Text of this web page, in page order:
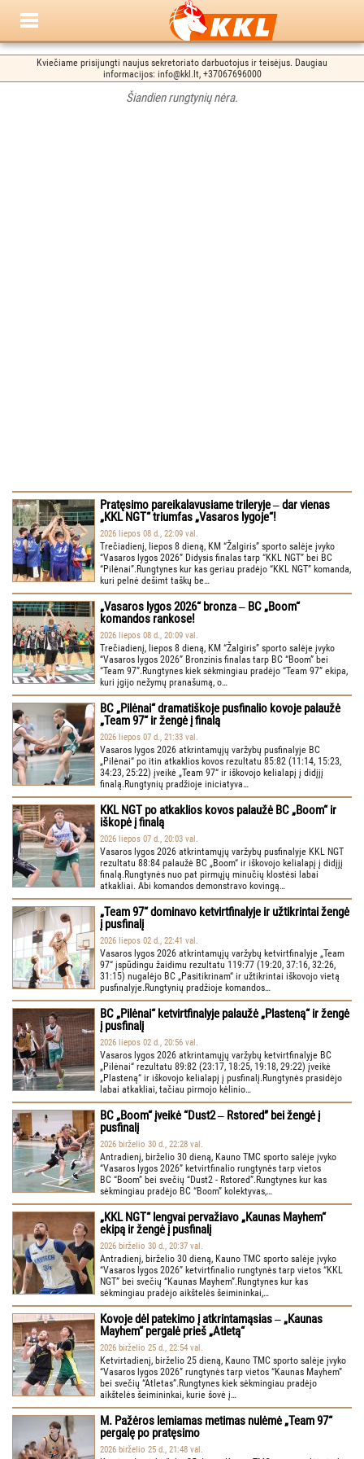
Kviečiame prisijungti naujus sekretoriato darbuotojus ir teisėjus. Daugiau
informacijos: info@kkl.lt, +37067696000
Šiandien rungtynių nėra.
Pratęsimo pareikalavusiame trileryje ‒ dar vienas
„KKL NGT“ triumfas „Vasaros lygoje“!
2026 liepos 08 d., 22:09 val.
Trečiadienį, liepos 8 dieną, KM “Žalgiris” sporto salėje įvyko
“Vasaros lygos 2026” Didysis finalas tarp “KKL NGT” bei BC
“Pilėnai”.Rungtynes kur kas geriau pradėjo “KKL NGT” komanda,
kuri pelnė dešimt taškų be…
„Vasaros lygos 2026“ bronza ‒ BC „Boom“
komandos rankose!
2026 liepos 08 d., 20:09 val.
Trečiadienį, liepos 8 dieną, KM “Žalgiris” sporto salėje įvyko
“Vasaros lygos 2026” Bronzinis finalas tarp BC “Boom” bei
“Team 97”.Rungtynes kiek sėkmingiau pradėjo “Team 97” ekipa,
kuri įgijo nežymų pranašumą, o…
BC „Pilėnai“ dramatiškoje pusfinalio kovoje palaužė
„Team 97“ ir žengė į finalą
2026 liepos 07 d., 21:33 val.
Vasaros lygos 2026 atkrintamųjų varžybų pusfinalyje BC
„Pilėnai“ po itin atkaklios kovos rezultatu 85:82 (11:14, 15:23,
34:23, 25:22) įveikė „Team 97“ ir iškovojo kelialapį į didįjį
finalą.Rungtynių pradžioje iniciatyva…
KKL NGT po atkaklios kovos palaužė BC „Boom“ ir
iškopė į finalą
2026 liepos 07 d., 20:03 val.
Vasaros lygos 2026 atkrintamųjų varžybų pusfinalyje KKL NGT
rezultatu 88:84 palaužė BC „Boom“ ir iškovojo kelialapį į didįjį
finalą.Rungtynės nuo pat pirmųjų minučių klostėsi labai
atkakliai. Abi komandos demonstravo kovingą…
„Team 97“ dominavo ketvirtfinalyje ir užtikrintai žengė
į pusfinalį
2026 liepos 02 d., 22:41 val.
Vasaros lygos 2026 atkrintamųjų varžybų ketvirtfinalyje „Team
97“ įspūdingu žaidimu rezultatu 119:77 (19:20, 37:16, 32:26,
31:15) nugalėjo BC „Pasitikrinam“ ir užtikrintai iškovojo vietą
pusfinalyje.Rungtynių pradžioje komandos…
BC „Pilėnai“ ketvirtfinalyje palaužė „Plasteną“ ir žengė
į pusfinalį
2026 liepos 02 d., 20:56 val.
Vasaros lygos 2026 atkrintamųjų varžybų ketvirtfinalyje BC
„Pilėnai“ rezultatu 89:82 (23:17, 18:25, 19:18, 29:22) įveikė
„Plasteną“ ir iškovojo kelialapį į pusfinalį.Rungtynės prasidėjo
labai atkakliai, tačiau pirmojo kėlinio…
BC „Boom“ įveikė “Dust2 ‒ Rstored” bei žengė į
pusfinalį
2026 birželio 30 d., 22:28 val.
Antradienį, birželio 30 dieną, Kauno TMC sporto salėje įvyko
“Vasaros lygos 2026” ketvirtfinalio rungtynės tarp vietos
BC “Boom” bei svečių “Dust2 - Rstored”.Rungtynes kur kas
sėkmingiau pradėjo BC “Boom” kolektyvas,…
„KKL NGT“ lengvai pervažiavo „Kaunas Mayhem“
ekipą ir žengė į pusfinalį
2026 birželio 30 d., 20:37 val.
Antradienį, birželio 30 dieną, Kauno TMC sporto salėje įvyko
“Vasaros lygos 2026” ketvirtfinalio rungtynės tarp vietos “KKL
NGT” bei svečių “Kaunas Mayhem”.Rungtynes kur kas
sėkmingiau pradėjo aikštelės šeimininkai,…
Kovoje dėl patekimo į atkrintamąsias ‒ „Kaunas
Mayhem“ pergalė prieš „Atletą“
2026 birželio 25 d., 22:54 val.
Ketvirtadienį, birželio 25 dieną, Kauno TMC sporto salėje įvyko
“Vasaros lygos 2026” rungtynės tarp vietos “Kaunas Mayhem”
bei svečių “Atletas”.Rungtynes kiek sėkmingiau pradėjo
aikštelės šeimininkai, kurie šovė į…
M. Pažėros lemiamas metimas nulėmė „Team 97“
pergalę po pratęsimo
2026 birželio 25 d., 21:48 val.